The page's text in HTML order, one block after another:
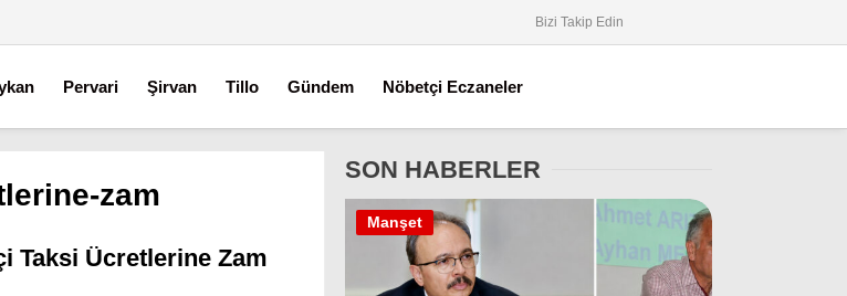
Bizi Takip Edin
Pervari Şirvan Tillo Gündem Nöbetçi Eczaneler
zam
Taksi Ücretlerine Zam
SON HABERLER
Manşet